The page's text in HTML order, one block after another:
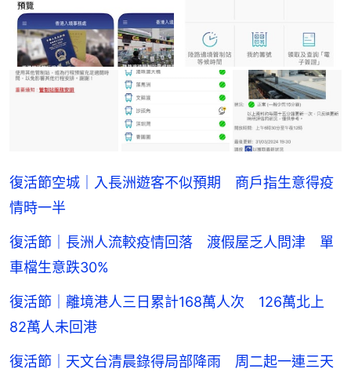
復活節空城｜入長洲遊客不似預期 商戶指生意得疫
情時一半
復活節｜長洲人流較疫情回落 渡假屋乏人問津 單
車檔生意跌30%
復活節｜離境港人三日累計168萬人次 126萬北上
82萬人未回港
復活節｜天文台清晨錄得局部降雨 周二起一連三天